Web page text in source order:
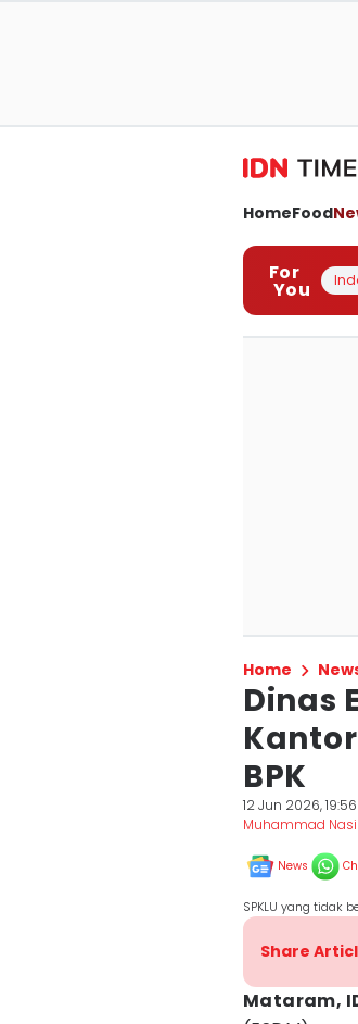
HomeFood
For
You
Home
Dinas
BPK
12 Jun 2026, 19:56
Muhammad
News
SPKLU yang tidak
Share
Mataram,